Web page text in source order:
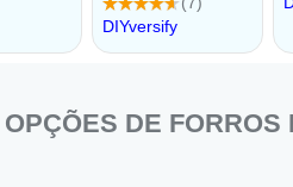
OPÇÕES DE